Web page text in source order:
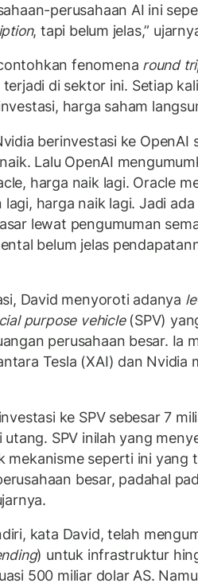
perusahaan AI ini
, tapi belum jelas,”
fenomena round
di sektor ini. Setiap
harga saham
berinvestasi ke OpenAI
Lalu OpenAI
harga naik lagi. Oracle
lagi, harga naik lagi. Jadi
lewat pengumuman
belum jelas
David menyoroti adanya
purpose vehicle(SPV)
perusahaan besar. Ia
Tesla (XAI) dan Nvidia
ke SPV sebesar 7
utang. SPV inilah yang
mekanisme seperti ini yang
besar, padahal
kata David, telah
) untuk infrastruktur
500 miliar dolar AS.